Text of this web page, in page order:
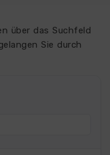
über das Suchfeld
Sie durch